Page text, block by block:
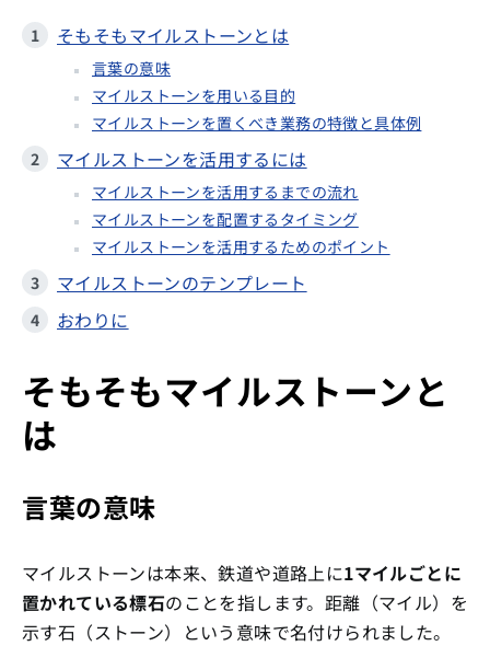
そもそもマイルストーンとは
言葉の意味
マイルストーンを用いる目的
マイルストーンを置くべき業務の特徴と具体例
マイルストーンを活用するには
マイルストーンを活用するまでの流れ
マイルストーンを配置するタイミング
マイルストーンを活用するためのポイント
マイルストーンのテンプレート
おわりに
そもそもマイルストーンと
は
言葉の意味
マイルストーンは本来、鉄道や道路上に1マイルごとに
置かれている標石のことを指します。距離（マイル）を
示す石（ストーン）という意味で名付けられました。